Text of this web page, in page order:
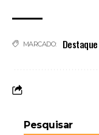
MARCADO: Destaque
Pesquisar